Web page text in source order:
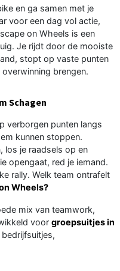
en ga samen met je
voor een dag vol actie,
on Wheels is een
Je rijdt door de mooiste
stopt op vaste punten
brengen.
Schagen
verborgen punten langs
kunnen stoppen.
los je raadsels op en
opengaat, red je iemand.
rally. Welk team ontrafelt
Wheels?
mix van teamwork,
voor groepsuitjes in